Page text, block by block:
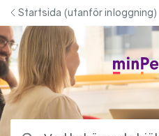
Hoppa till innehåll
Startsida (utanför inloggning)